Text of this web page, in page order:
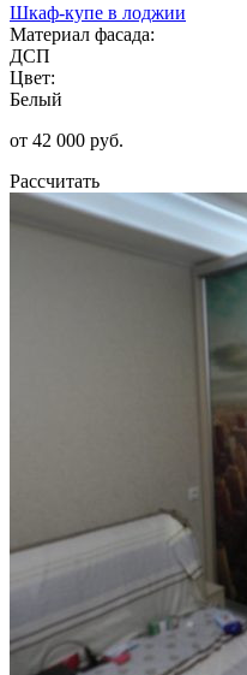
Шкаф-купе в лоджии
Материал фасада:
ДСП
Цвет:
Белый
от 42 000 руб.
Рассчитать